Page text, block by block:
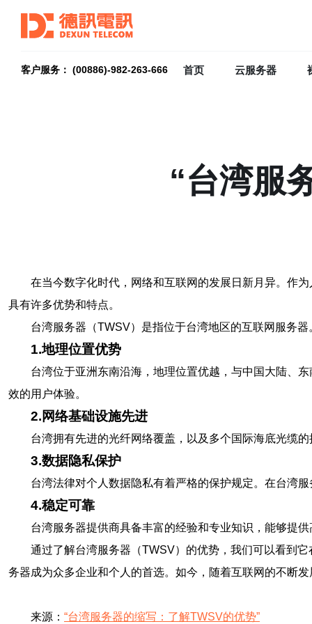
客户服务： (00886)-982-263-666 首页 云服务器
“台湾服
在当今数字化时代，网络和互联网的发展日新月异。作
具有许多优势和特点。
台湾服务器（TWSV）是指位于台湾地区的互联网服务
1.地理位置优势
台湾位于亚洲东南沿海，地理位置优越，与中国大陆、
效的用户体验。
2.网络基础设施先进
台湾拥有先进的光纤网络覆盖，以及多个国际海底光缆
3.数据隐私保护
台湾法律对个人数据隐私有着严格的保护规定。在台湾
4.稳定可靠
台湾服务器提供商具备丰富的经验和专业知识，能够提
通过了解台湾服务器（TWSV）的优势，我们可以看到
务器成为众多企业和个人的首选。如今，随着互联网的不断
来源： “台湾服务器的缩写：了解TWSV的优势”